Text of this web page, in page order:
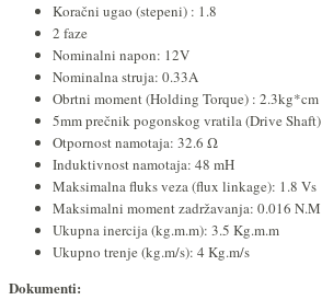
Koračni ugao (stepeni) : 1.8
2 faze
Nominalni napon: 12V
Nominalna struja: 0.33A
Obrtni moment (Holding Torque) : 2.3kg*cm
5mm prečnik pogonskog vratila (Drive Shaft)
Otpornost namotaja: 32.6 Ω
Induktivnost namotaja: 48 mH
Maksimalna fluks veza (flux linkage): 1.8 Vs
Maksimalni moment zadržavanja: 0.016 N.M
Ukupna inercija (kg.m.m): 3.5 Kg.m.m
Ukupno trenje (kg.m/s): 4 Kg.m/s
Dokumenti: